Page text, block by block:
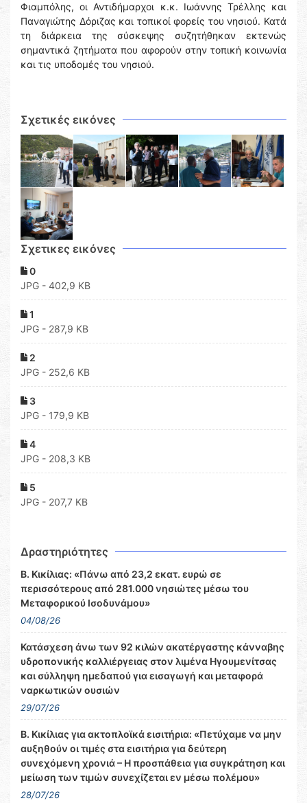
Φιαμπόλης, οι Αντιδήμαρχοι κ.κ. Ιωάννης Τρέλλης και
Παναγιώτης Δόριζας και τοπικοί φορείς του νησιού. Κατά
τη διάρκεια της σύσκεψης συζητήθηκαν εκτενώς
σημαντικά ζητήματα που αφορούν στην τοπική κοινωνία
και τις υποδομές του νησιού.
Σχετικές εικόνες
Σχετικες εικόνες
0
JPG - 402,9 KB
1
JPG - 287,9 KB
2
JPG - 252,6 KB
3
JPG - 179,9 KB
4
JPG - 208,3 KB
5
JPG - 207,7 KB
Δραστηριότητες
Β. Κικίλιας: «Πάνω από 23,2 εκατ. ευρώ σε
περισσότερους από 281.000 νησιώτες μέσω του
Μεταφορικού Ισοδυνάμου»
04/08/26
Κατάσχεση άνω των 92 κιλών ακατέργαστης κάνναβης
υδροπονικής καλλιέργειας στον λιμένα Ηγουμενίτσας
και σύλληψη ημεδαπού για εισαγωγή και μεταφορά
ναρκωτικών ουσιών
29/07/26
Β. Κικίλιας για ακτοπλοϊκά εισιτήρια: «Πετύχαμε να μην
αυξηθούν οι τιμές στα εισιτήρια για δεύτερη
συνεχόμενη χρονιά – Η προσπάθεια για συγκράτηση και
μείωση των τιμών συνεχίζεται εν μέσω πολέμου»
28/07/26